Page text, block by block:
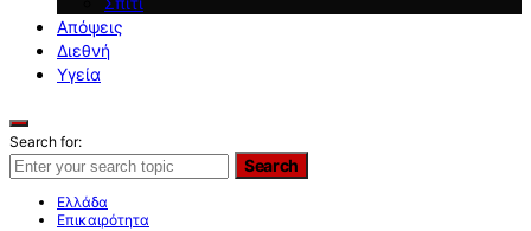
Απόψεις
Διεθνή
Υγεία
Search for:
Search
Ελλάδα
Επικαιρότητα